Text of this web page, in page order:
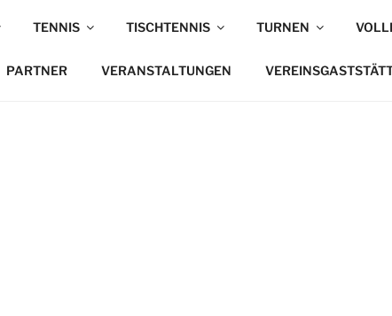
TENNIS TISCHTENNIS TURNEN
PARTNER VERANSTALTUNGEN